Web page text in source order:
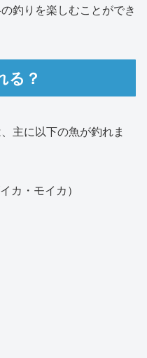
釣りを楽しむことができ
る？
主に以下の魚が釣れま
カ・モイカ）